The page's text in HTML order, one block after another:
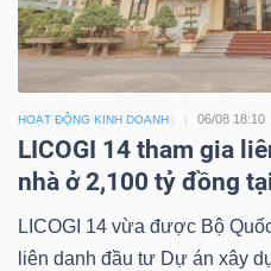
HOẠT ĐỘNG KINH DOANH 06/08 18:10
LICOGI 14 tham gia
nhà ở 2,100 tỷ đồng
LICOGI 14 vừa được Bộ
liên danh đầu tư Dự án xây